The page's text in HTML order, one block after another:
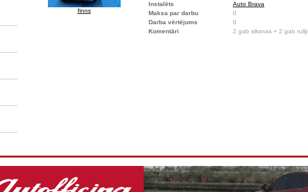
finns
Instalēts
Auto Brava
Maksa par darbu
0
Darba vērtējums
0
Komentāri
2 gab siksnas + 2 gab rullji